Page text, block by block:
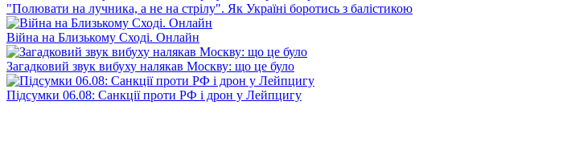
"Полювати на лучника, а не на стрілу". Як Україні боротись з балістикою
Війна на Близькому Сході. Онлайн
Загадковий звук вибуху налякав Москву: що це було
Підсумки 06.08: Санкції проти РФ і дрон у Лейпцигу